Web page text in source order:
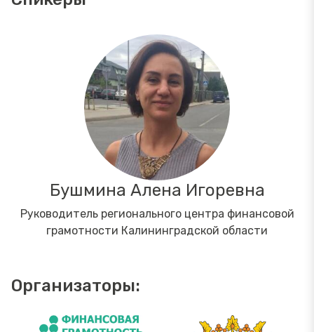
Бушмина Алена Игоревна
Руководитель регионального центра финансовой
грамотности Калининградской области
Организаторы: